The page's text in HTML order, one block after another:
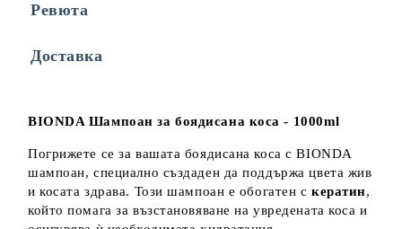
Ние ще се свържем с вас в рамките на работния ден.
Ревюта
Доставка
BIONDA Шампоан за боядисана коса - 1000ml
Погрижете се за вашата боядисана коса с BIONDA
шампоан, специално създаден да поддържа цвета жив
и косата здрава. Този шампоан е обогатен скератин,
който помага за възстановяване на увредената коса и